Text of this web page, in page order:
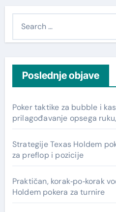
h
f
o
r
:
Poslednje objave
Poker taktike za bubble i
prilagođavanje opsega
Strategije Texas Holdem
za preflop i pozicije
Praktičan, korak‑po‑korak
Holdem pokera za turnire